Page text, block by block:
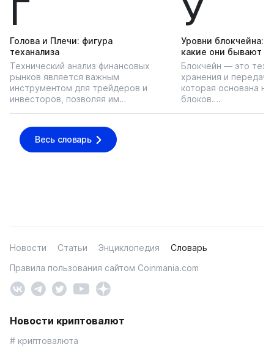
Г
Голова и Плечи: фигура
теханализа
Технический анализ финансовых
рынков является важным
инструментом для трейдеров и
инвесторов, позволяя им…
У
Уровни блокчейна:
какие они бывают
Блокчейн — это
хранения и
которая основана
блоков….
Весь словарь
Новости Статьи Энциклопедия
Словарь
Правила пользования сайтом Coinmania.com
Новости криптовалют
# криптовалюта